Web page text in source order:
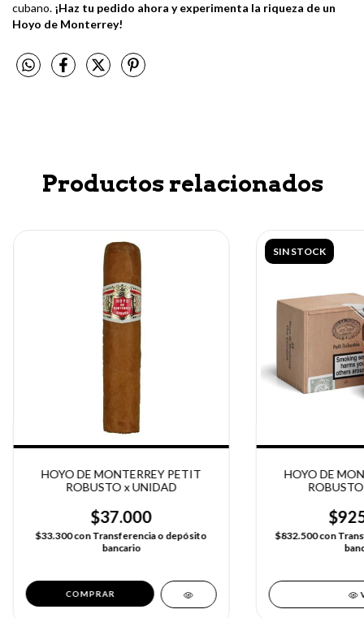
cubano. ¡Haz tu pedido ahora y experimenta la riqueza de un
Hoyo de Monterrey!
Productos relacionados
HOYO DE MONTERREY PETIT
ROBUSTO x UNIDAD
$37.000
$33.300conTransferencia o depósito
bancario
SIN STOCK
HOYO DE
$832.500con